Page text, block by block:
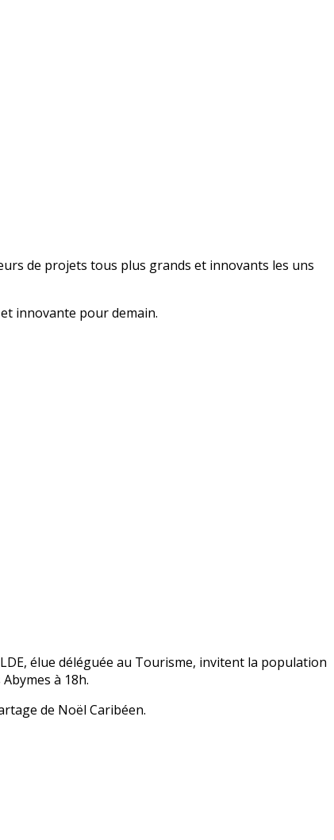
de projets tous plus grands et innovants les uns
innovante pour demain.
élue déléguée au Tourisme, invitent la population
à 18h.
de Noël Caribéen.